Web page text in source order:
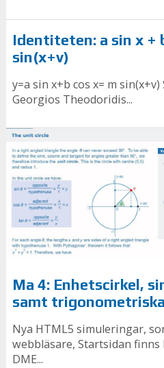
Identiteten: a sin x +
sin(x+v)
y=a sin x+b cos x= m
Georgios Theodoridis...
Ma 4: Enhetscirkel,
samt
Nya HTML5 simuleringar,
webbläsare, Startsidan finns
DME...